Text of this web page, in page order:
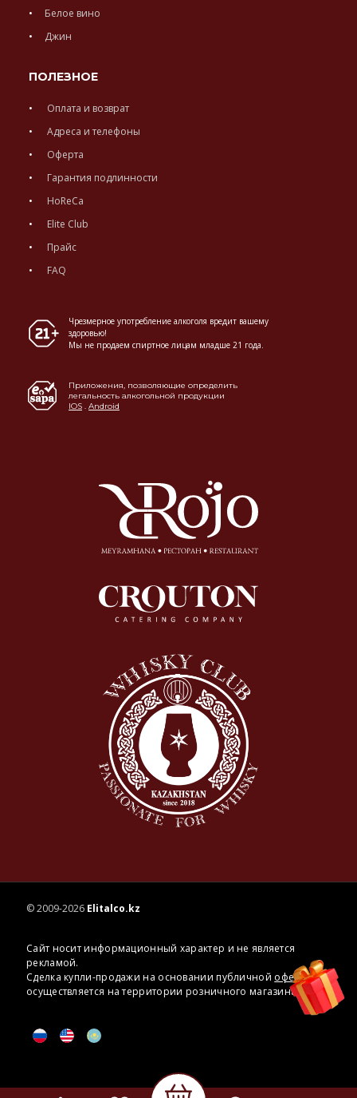
Белое вино
Джин
ПОЛЕЗНОЕ
Оплата и возврат
Адреса и телефоны
Оферта
Гарантия подлинности
HoReCa
Elite Club
Прайс
FAQ
Чрезмерное употребление алкоголя вредит вашему
здоровью!
Мы не продаем спиртное лицам младше 21 года.
Приложения, позволяющие определить
легальность алкогольной продукции
IOS . Android
© 2009-2026 Elitalco.kz
Сайт носит информационный характер и не является
рекламой.
Сделка купли-продажи на основании публичной оферты
осуществляется на территории розничного магазина.